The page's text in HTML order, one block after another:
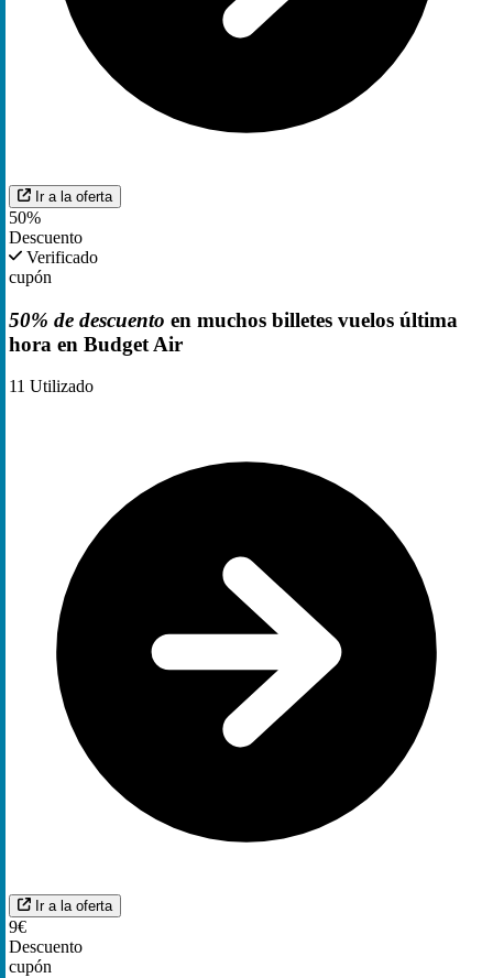
Ir a la oferta
50%
Descuento
Verificado
cupón
50% de descuento en muchos billetes vuelos última
hora en Budget Air
11 Utilizado
Ir a la oferta
9€
Descuento
cupón